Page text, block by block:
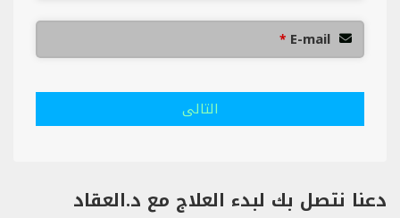
E-mail
*
التالى
دعنا نتصل بك لبدء العلاج مع د.العقاد